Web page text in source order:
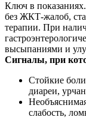
Ключ в
без ЖКТ‑жалоб,
терапии. При
высыпаниями и
Сигналы, при
Стойкие
диареи,
слабость,